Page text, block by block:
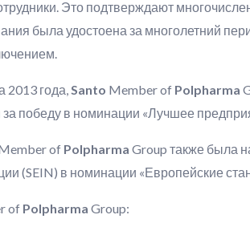
Это подтверждают
была удостоена за многолетний
2013 года,Santo Member of Polpharma
победу в номинации «Лучшее
of Polpharma Group также была
(SEIN) в номинации «Европейские
of Polpharma Group: